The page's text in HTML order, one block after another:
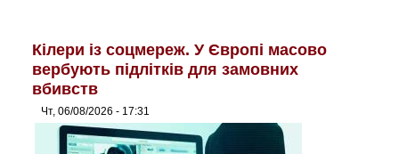
Кілери із соцмереж. У Європі масово
вербують підлітків для замовних
вбивств
Чт, 06/08/2026 - 17:31